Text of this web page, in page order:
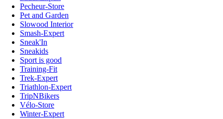
Pecheur-Store
Pet and Garden
Slowood Interior
Smash-Expert
Sneak'In
Sneakids
Sport is good
Training-Fit
Trek-Expert
Triathlon-Expert
TripNBikers
Vélo-Store
Winter-Expert